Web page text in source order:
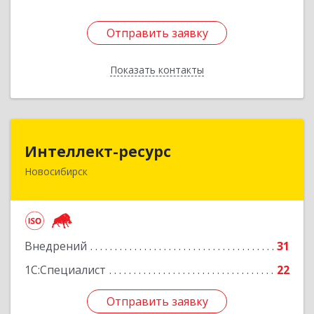
Отправить заявку
Показать контакты
Отправить заявку
Назад
Интеллект-ресурс
Новосибирск
Внедрений
31
1С:Специалист
22
Отправить заявку
630087, Новосибирская обл, Новосибирск г,
Отправить заявку